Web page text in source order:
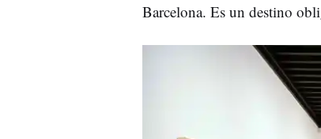
Barcelona. Es un destino